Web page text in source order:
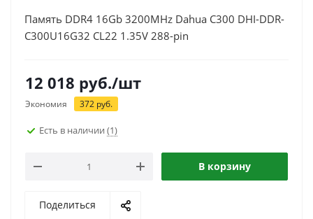
Память DDR4 16Gb 3200MHz Dahua C300 DHI-DDR-
C300U16G32 CL22 1.35V 288-pin
12 018 руб./шт
Экономия 372 руб.
Есть в наличии (1)
В корзину
Поделиться